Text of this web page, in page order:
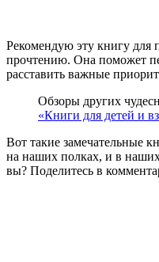
Рекомендую эту книгу для
прочтению. Она поможет
расставить важные
Обзоры других
«Книги для детей и
Вот такие замечательные
на наших полках, и в
вы? Поделитесь в